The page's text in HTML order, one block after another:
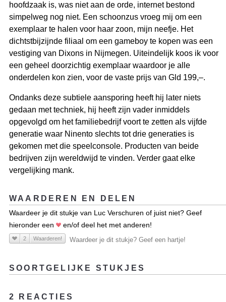
hoofdzaak is, was niet aan de orde, internet bestond
simpelweg nog niet. Een schoonzus vroeg mij om een
exemplaar te halen voor haar zoon, mijn neefje. Het
dichtstbijzijnde filiaal om een gameboy te kopen was een
vestiging van Dixons in Nijmegen. Uiteindelijk koos ik voor
een geheel doorzichtig exemplaar waardoor je alle
onderdelen kon zien, voor de vaste prijs van Gld 199,–.
Ondanks deze subtiele aansporing heeft hij later niets
gedaan met techniek, hij heeft zijn vader inmiddels
opgevolgd om het familiebedrijf voort te zetten als vijfde
generatie waar Ninento slechts tot drie generaties is
gekomen met die speelconsole. Producten van beide
bedrijven zijn wereldwijd te vinden. Verder gaat elke
vergelijking mank.
WAARDEREN EN DELEN
Waardeer je dit stukje van Luc Verschuren of juist niet? Geef
hieronder een
en/of deel het met anderen!
2 Waarderen! Waardeer je dit stukje? Geef een hartje!
SOORTGELIJKE STUKJES
2 REACTIES